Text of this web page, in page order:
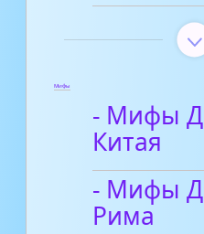
Мифы
- Мифы
Китая
- Мифы
Рима